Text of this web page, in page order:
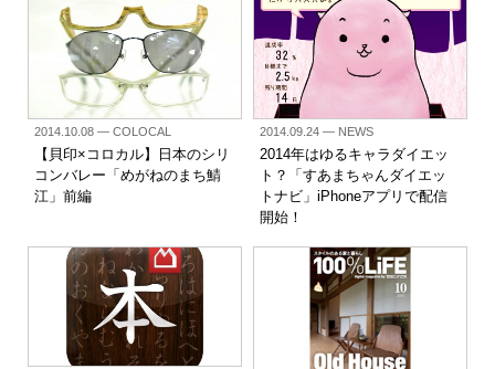
2014.10.08— COLOCAL
【貝印×コロカル】日本のシリ
コンバレー「めがねのまち鯖
江」前編
2014.09.24— NEWS
2014年はゆるキャラダイエッ
ト？「すあまちゃんダイエッ
トナビ」iPhoneアプリで配信
開始！